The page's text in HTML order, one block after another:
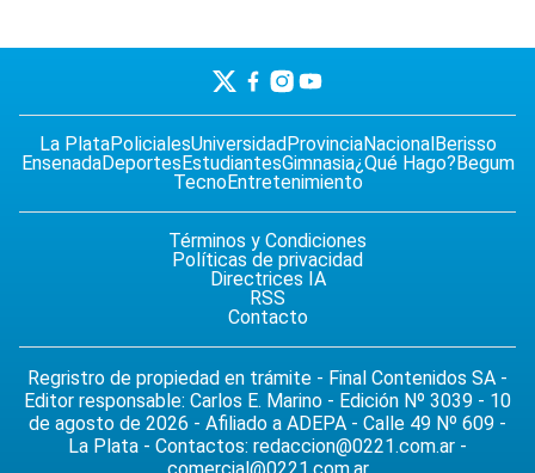
La PlataPolicialesUniversidadProvinciaNacionalBerisso
EnsenadaDeportesEstudiantesGimnasia¿Qué Hago?Begum
TecnoEntretenimiento
Términos y Condiciones
Políticas de privacidad
Directrices IA
RSS
Contacto
Regristro de propiedad en trámite - Final Contenidos SA -
Editor responsable: Carlos E. Marino - Edición Nº 3039 - 10
de agosto de 2026 - Afiliado a ADEPA - Calle 49 Nº 609 -
La Plata - Contactos: redaccion@0221.com.ar -
comercial@0221.com.ar